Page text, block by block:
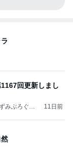
回更新しまし
みぶろぐ」
11日前